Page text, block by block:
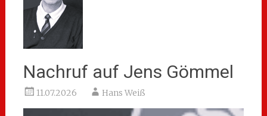
Nachruf auf Jens Gömmel
11.07.2026 Hans Weiß